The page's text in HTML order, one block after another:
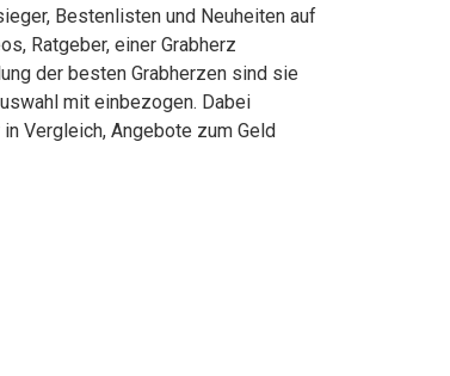
Bestenlisten und Neuheiten auf
Ratgeber, einer Grabherz
der besten Grabherzen sind sie
mit einbezogen. Dabei
Vergleich, Angebote zum Geld